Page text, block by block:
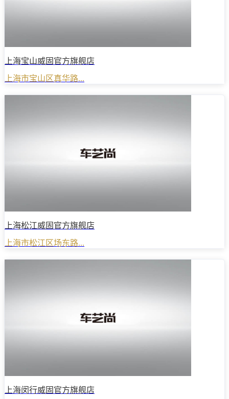
上海宝山威固官方旗舰店
上海市宝山区真华路...
上海松江威固官方旗舰店
上海市松江区场东路...
上海闵行威固官方旗舰店